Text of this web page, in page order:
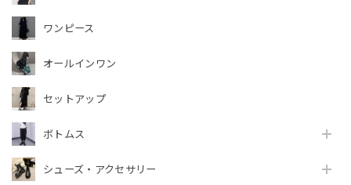
ワンピース
オールインワン
セットアップ
ボトムス
シューズ・アクセサリー